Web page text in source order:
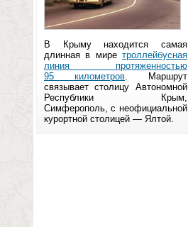
В Крыму находится самая
длинная в мире троллейбусная
линия протяженностью
95 километров. Маршрут
связывает столицу Автономной
Республики Крым,
Симферополь, с неофициальной
курортной столицей — Ялтой.